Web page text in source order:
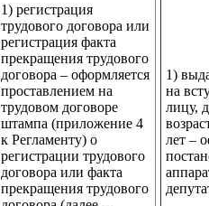
1) регистрация
трудового договора или
регистрация факта
прекращения трудового
договора – оформляется
проставлением на
трудовом договоре
штампа (приложение 4
к Регламенту) о
регистрации трудового
договора или факта
прекращения трудового
1)
на
лицу,
лет –